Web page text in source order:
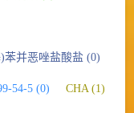
苯并恶唑盐酸盐 (0)
54-5 (0) CHA (1)